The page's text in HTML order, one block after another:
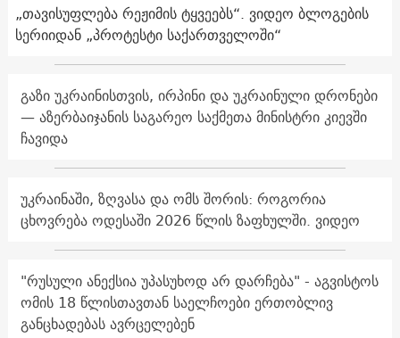
„თავისუფლება რეჟიმის ტყვეებს“. ვიდეო ბლოგების
სერიიდან „პროტესტი საქართველოში“
გაზი უკრაინისთვის, ირპინი და უკრაინული დრონები
— აზერბაიჯანის საგარეო საქმეთა მინისტრი კიევში
ჩავიდა
უკრაინაში, ზღვასა და ომს შორის: როგორია
ცხოვრება ოდესაში 2026 წლის ზაფხულში. ვიდეო
"რუსული ანექსია უპასუხოდ არ დარჩება" - აგვისტოს
ომის 18 წლისთავთან საელჩოები ერთობლივ
განცხადებას ავრცელებენ